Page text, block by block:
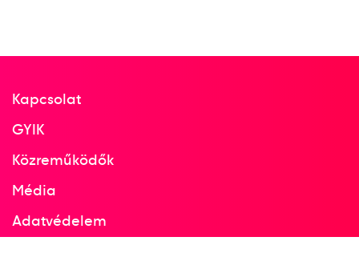
1973
dr. Bodnár András
dr. Csapó Gábor
Kapcsolat
GYIK
Közreműködők
Média
Adatvédelem